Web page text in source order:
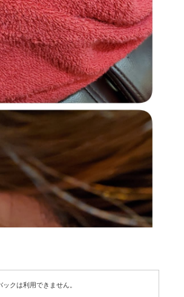
ックは利用できません。